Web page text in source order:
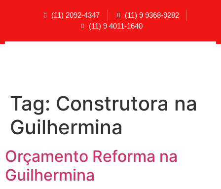
(11) 2092-4347
(11) 9 9368-9282
(11) 9 4011-1640
Tag: Construtora na
Guilhermina
Orçamento Reforma na
Guilhermina